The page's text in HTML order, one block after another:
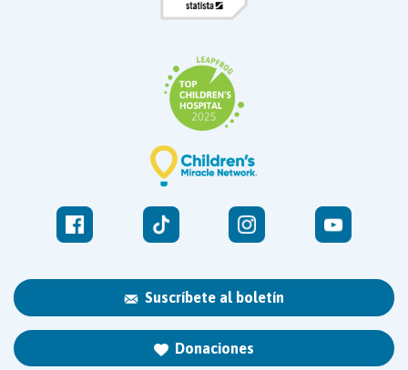
Suscríbete al boletín
Donaciones